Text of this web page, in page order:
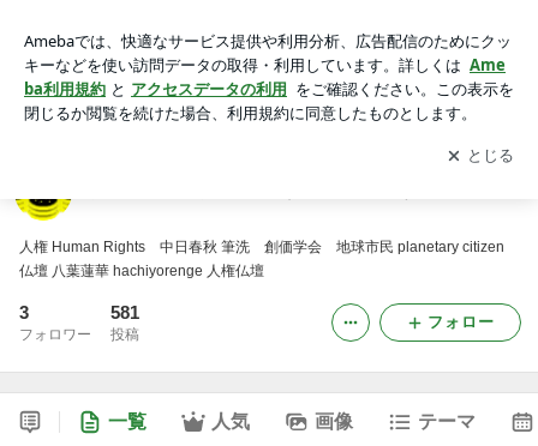
アプリをダウンロードして ブログの更新通知
を受け取りまし
ょう。
開く
人権 Human Rights 中日春秋 筆洗 創価学会 地球市民 planetary citizen
仏壇 八葉蓮華 hachiyorenge 人権仏壇
3
フォロワー
581
投稿
フォロー
一覧 人気 画像 テーマ